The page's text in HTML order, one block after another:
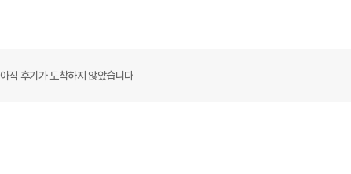
아직 후기가 도착하지 않았습니다